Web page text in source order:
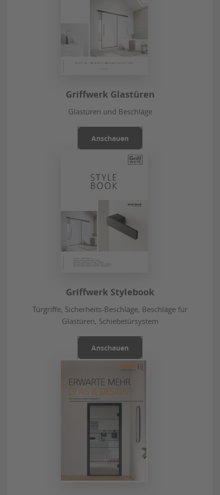
Griffwerk Glastüren
Glastüren und Beschläge
Anschauen
Griffwerk Stylebook
Türgriffe, Sicherheits-Beschläge, Beschläge für
Glastüren, Schiebetürsystem
Anschauen